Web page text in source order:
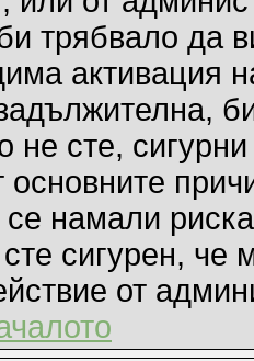
трябвало да
активация
не сте,
намали
сигурен, че
от